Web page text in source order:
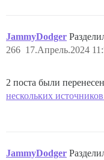
JammyDodger
17.Апрель.2024
266
2 поста были
нескольких
JammyDodger